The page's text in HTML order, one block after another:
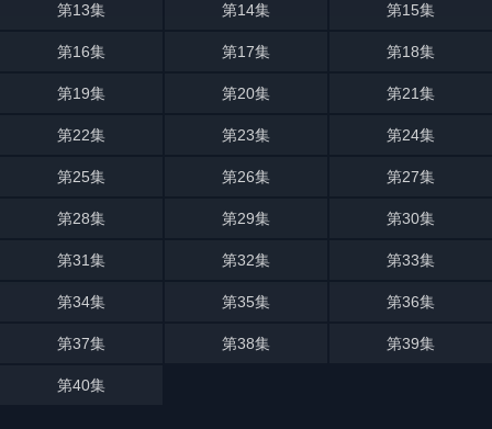
第13集 第14集 第15集
第16集 第17集 第18集
第19集 第20集 第21集
第22集 第23集 第24集
第25集 第26集 第27集
第28集 第29集 第30集
第31集 第32集 第33集
第34集 第35集 第36集
第37集 第38集 第39集
第40集